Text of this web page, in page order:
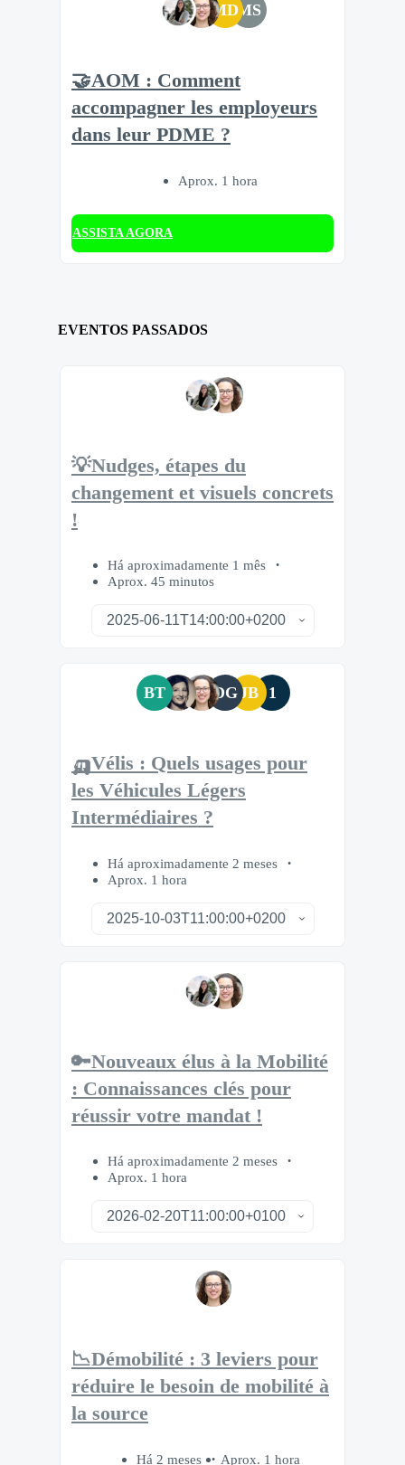
MDMS
🤝AOM : Comment
accompagner les employeurs
dans leur PDME ?
Aprox. 1 hora
ASSISTA AGORA
EVENTOS PASSADOS
💡Nudges, étapes du
changement et visuels concrets
!
Há aproximadamente 1 mês
Aprox. 45 minutos
BT DG JB 1
🛺Vélis : Quels usages pour
les Véhicules Légers
Intermédiaires ?
Há aproximadamente 2 meses
Aprox. 1 hora
🔑Nouveaux élus à la Mobilité
: Connaissances clés pour
réussir votre mandat !
Há aproximadamente 2 meses
Aprox. 1 hora
📉Démobilité : 3 leviers pour
réduire le besoin de mobilité à
la source
Há 2 meses Aprox. 1 hora